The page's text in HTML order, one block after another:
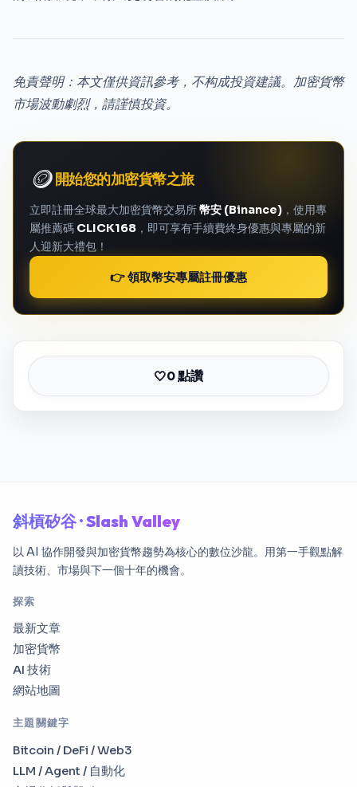
免責聲明：本文僅供資訊參考，不构成投資建議。加密貨幣
市場波動劇烈，請謹慎投資。
🪙開始您的加密貨幣之旅
立即註冊全球最大加密貨幣交易所幣安 (Binance) ，使用專
屬推薦碼 CLICK168 ，即可享有手續費終身優惠與專屬的新
人迎新大禮包！
👉 領取幣安專屬註冊優惠
🤍0 點讚
斜槓矽谷 · Slash Valley
以 AI 協作開發與加密貨幣趨勢為核心的數位沙龍。用第一手觀點解
讀技術、市場與下一個十年的機會。
探索
最新文章
加密貨幣
AI 技術
網站地圖
主題關鍵字
Bitcoin / DeFi / Web3
LLM / Agent / 自動化